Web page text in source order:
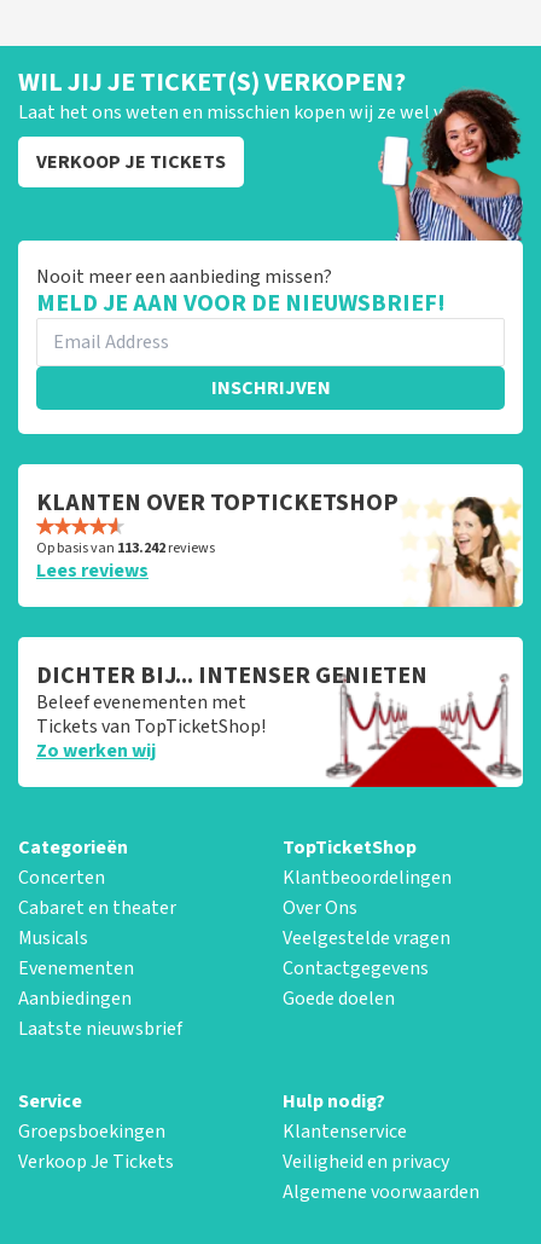
WIL JIJ JE TICKET(S) VERKOPEN?
Laat het ons weten en misschien kopen wij ze wel van je!
VERKOOP JE TICKETS
Nooit meer een aanbieding missen?
MELD JE AAN VOOR DE NIEUWSBRIEF!
INSCHRIJVEN
KLANTEN OVER TOPTICKETSHOP
Op basis van 113.242reviews
Lees reviews
DICHTER BIJ... INTENSER GENIETEN
Beleef evenementen met
Tickets van TopTicketShop!
Zo werken wij
Categorieën
Concerten
Cabaret en theater
Musicals
Evenementen
Aanbiedingen
Laatste nieuwsbrief
TopTicketShop
Klantbeoordelingen
Over Ons
Veelgestelde vragen
Contactgegevens
Goede doelen
Service
Groepsboekingen
Verkoop Je Tickets
Hulp nodig?
Klantenservice
Veiligheid en privacy
Algemene voorwaarden